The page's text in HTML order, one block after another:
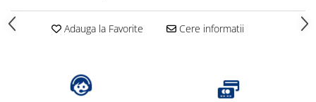
Adauga la Favorite Cere informatii